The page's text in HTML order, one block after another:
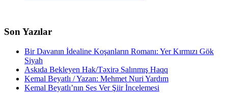
Son Yazılar
Bir Davanın İdealine Koşanların Romanı: Yer Kırmızı Gök
Siyah
Askıda Bekleyen Hak/Təxirə Salınmış Haqq
Kemal Beyatlı / Yazan: Mehmet Nuri Yardım
Kemal Beyatlı’nın Ses Ver Şiir İncelemesi